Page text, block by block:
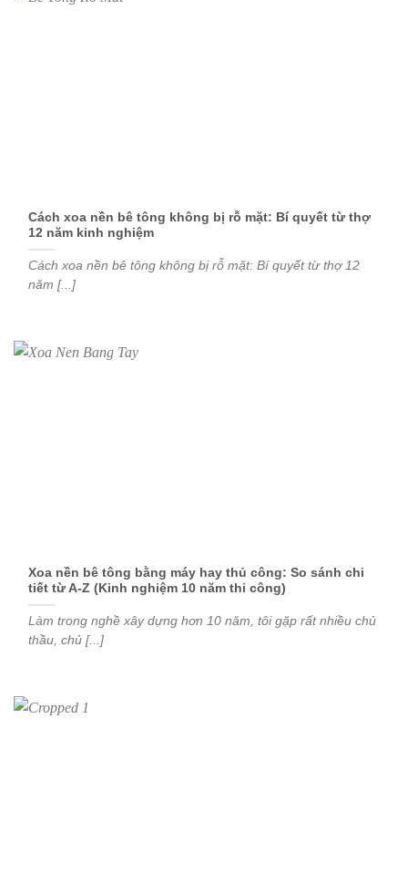
Cách xoa nền bê tông không bị rỗ mặt: Bí quyết từ thợ
12 năm kinh nghiệm
Cách xoa nền bê tông không bị rỗ mặt: Bí quyết từ thợ 12
năm [...]
Xoa nền bê tông bằng máy hay thủ công: So sánh chi
tiết từ A-Z (Kinh nghiệm 10 năm thi công)
Làm trong nghề xây dựng hơn 10 năm, tôi gặp rất nhiều chủ
thầu, chủ [...]